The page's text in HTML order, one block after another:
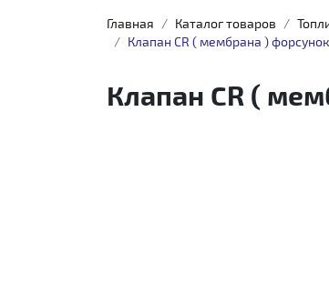
Главная Каталог товаров
Клапан CR ( мембрана )
Клапан CR (